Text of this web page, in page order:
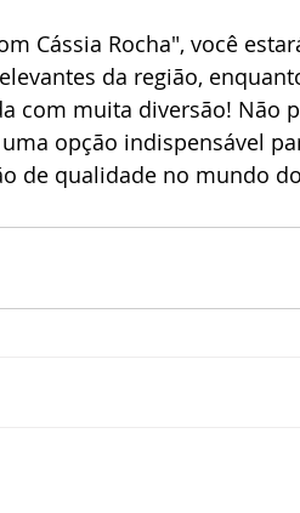
Cássia Rocha", você
da região,
com muita diversão! Não
opção indispensável
de qualidade no mundo